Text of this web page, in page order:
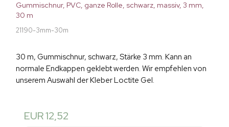
Gummischnur, PVC, ganze Rolle, schwarz, massiv, 3 mm,
30 m
21190-3mm-30m
30 m, Gummischnur, schwarz, Stärke 3 mm. Kann an
normale Endkappen geklebt werden. Wir empfehlen von
unserem Auswahl der Kleber Loctite Gel.
EUR 12,52